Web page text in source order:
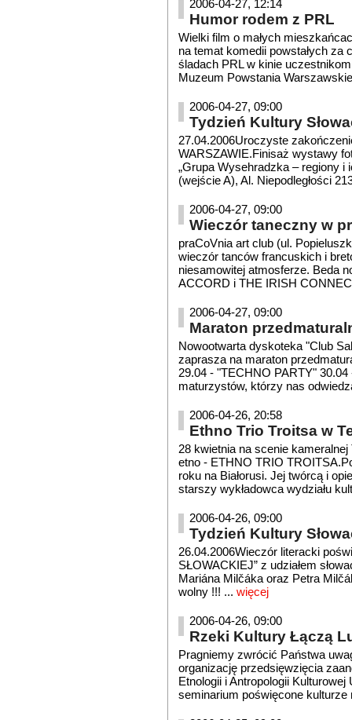
2006-04-27, 12:14
Humor rodem z PRL
Wielki film o małych
na temat komedii powstałych
śladach PRL w kinie
Muzeum Powstania
2006-04-27, 09:00
Tydzień Kultury
27.04.2006Uroczyste
WARSZAWIE.Finisaż wystawy
„Grupa Wysehradzka – regiony i
(wejście A), Al. Niepodległości
2006-04-27, 09:00
Wieczór taneczny w
praCoVnia art club (ul.
wieczór tanców francuskich i
niesamowitej atmosferze. Beda
ACCORD i THE IRISH
2006-04-27, 09:00
Maraton
Nowootwarta dyskoteka "Club
zaprasza na maraton
29.04 - "TECHNO PARTY"
maturzystów, którzy nas
2006-04-26, 20:58
Ethno Trio Troitsa w
28 kwietnia na scenie
etno - ETHNO TRIO
roku na Białorusi. Jej twórcą i
starszy wykładowca wydziału
2006-04-26, 09:00
Tydzień Kultury
26.04.2006Wieczór literacki
SŁOWACKIEJ” z udziałem
Mariána Milčáka oraz Petra
wolny !!! ... więcej
2006-04-26, 09:00
Rzeki Kultury Łączą
Pragniemy zwrócić Państwa
organizację przedsięwzięcia
Etnologii i Antropologii
seminarium poświęcone